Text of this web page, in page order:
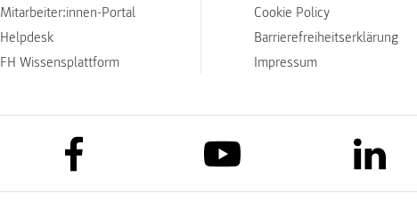
Mitarbeiter:innen-Portal
Helpdesk
FH Wissensplattform
Cookie Policy
Barrierefreiheitserklärung
Impressum
link to facebook link to youtube link